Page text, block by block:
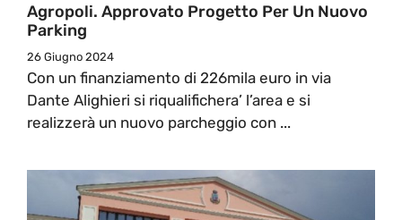
Agropoli. Approvato Progetto Per Un Nuovo
Parking
26 Giugno 2024
Con un finanziamento di 226mila euro in via
Dante Alighieri si riqualifichera’ l’area e si
realizzerà un nuovo parcheggio con ...